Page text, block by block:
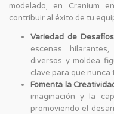
modelado, en Cranium
contribuir al éxito de tu
Variedad de
escenas
diversos y moldea
clave para que nunca
Fomenta la
imaginación y la
promoviendo el